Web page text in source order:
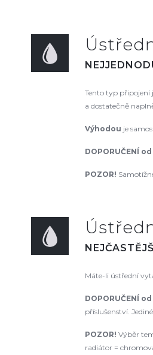
Tento typ připojení
a dostatečně
Výhodou je
DOPORUČENÍ od
POZOR!
Máte-li ústřední
DOPORUČENÍ od
příslušenství.
POZOR! Výběr
radiátor =